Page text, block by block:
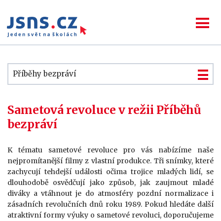
Příběhy bezpráví
Sametová revoluce v režii Příběhů
bezpráví
K tématu sametové revoluce pro vás nabízíme naše
nejpromítanější filmy z vlastní produkce. Tři snímky, které
zachycují tehdejší události očima trojice mladých lidí, se
dlouhodobě osvědčují jako způsob, jak zaujmout mladé
diváky a vtáhnout je do atmosféry pozdní normalizace i
zásadních revolučních dnů roku 1989. Pokud hledáte další
atraktivní formy výuky o sametové revoluci, doporučujeme